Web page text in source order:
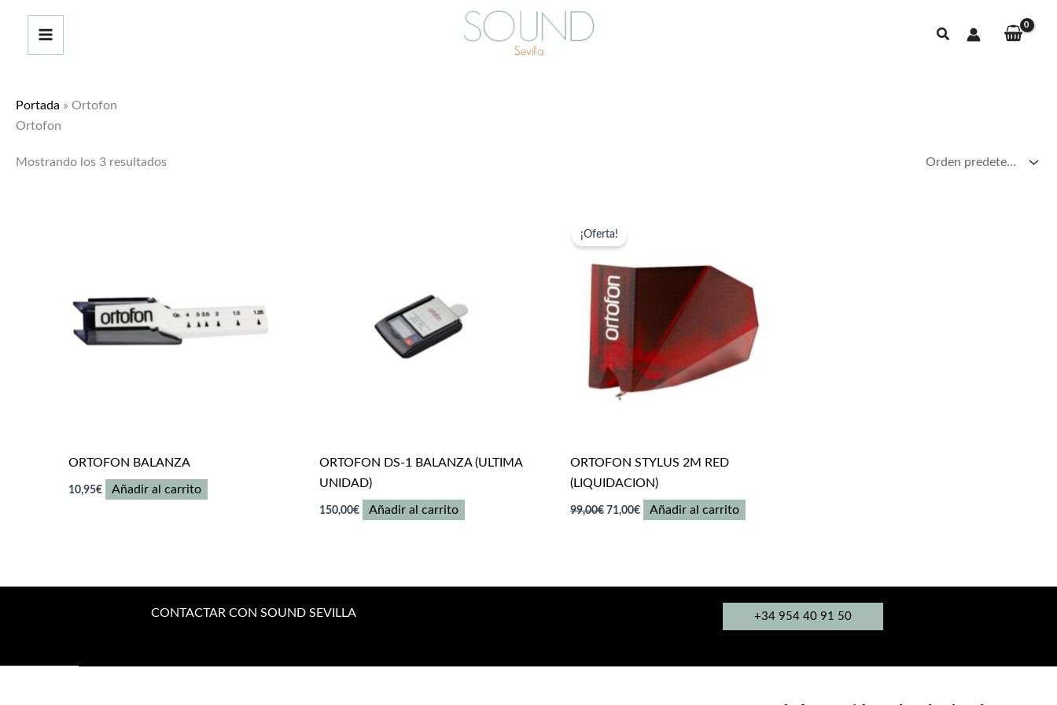
Buscar
Portada » Ortofon
Ortofon
Mostrando los 3 resultados
ORTOFON BALANZA
10,95€ Añadir al carrito
ORTOFON DS-1 BALANZA (ULTIMA
UNIDAD)
150,00€ Añadir al carrito
¡Oferta!
ORTOFON STYLUS 2M RED
(LIQUIDACION)
99,00€El
71,00€El
precio
Añadir al carrito
CONTACTAR CON SOUND SEVILLA +34 954 40 91 50